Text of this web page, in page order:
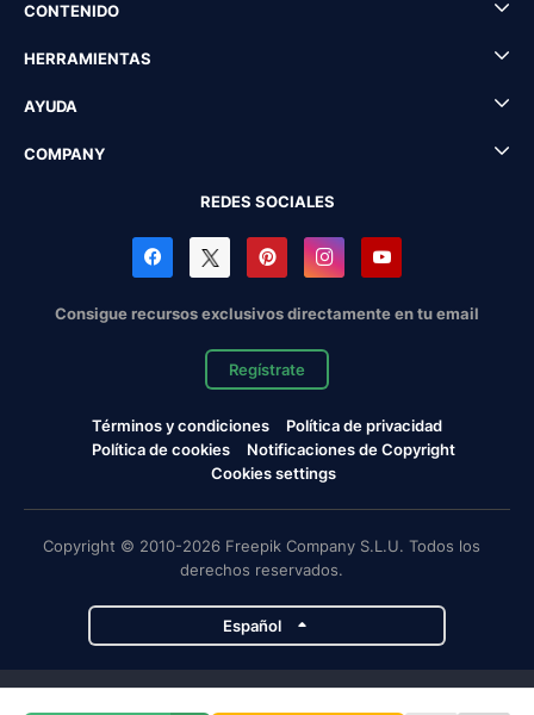
CONTENIDO
HERRAMIENTAS
AYUDA
COMPANY
REDES SOCIALES
Consigue recursos exclusivos directamente en tu email
Regístrate
Términos y condiciones
Política de privacidad
Política de cookies
Notificaciones de Copyright
Cookies settings
Copyright © 2010-2026 Freepik Company S.L.U. Todos los
derechos reservados.
Español